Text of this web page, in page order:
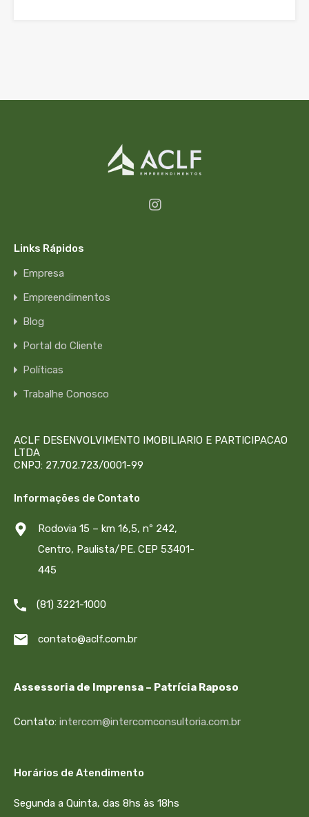
Links Rápidos
Empresa
Empreendimentos
Blog
Portal do Cliente
Políticas
Trabalhe Conosco
ACLF DESENVOLVIMENTO IMOBILIARIO E PARTICIPACAO
LTDA
CNPJ: 27.702.723/0001-99
Informações de Contato
Rodovia 15 – km 16,5, nº 242,
Centro, Paulista/PE. CEP 53401-
445
(81) 3221-1000
contato@aclf.com.br
Assessoria de Imprensa – Patrícia Raposo
Contato: intercom@intercomconsultoria.com.br
Horários de Atendimento
Segunda a Quinta, das 8hs às 18hs